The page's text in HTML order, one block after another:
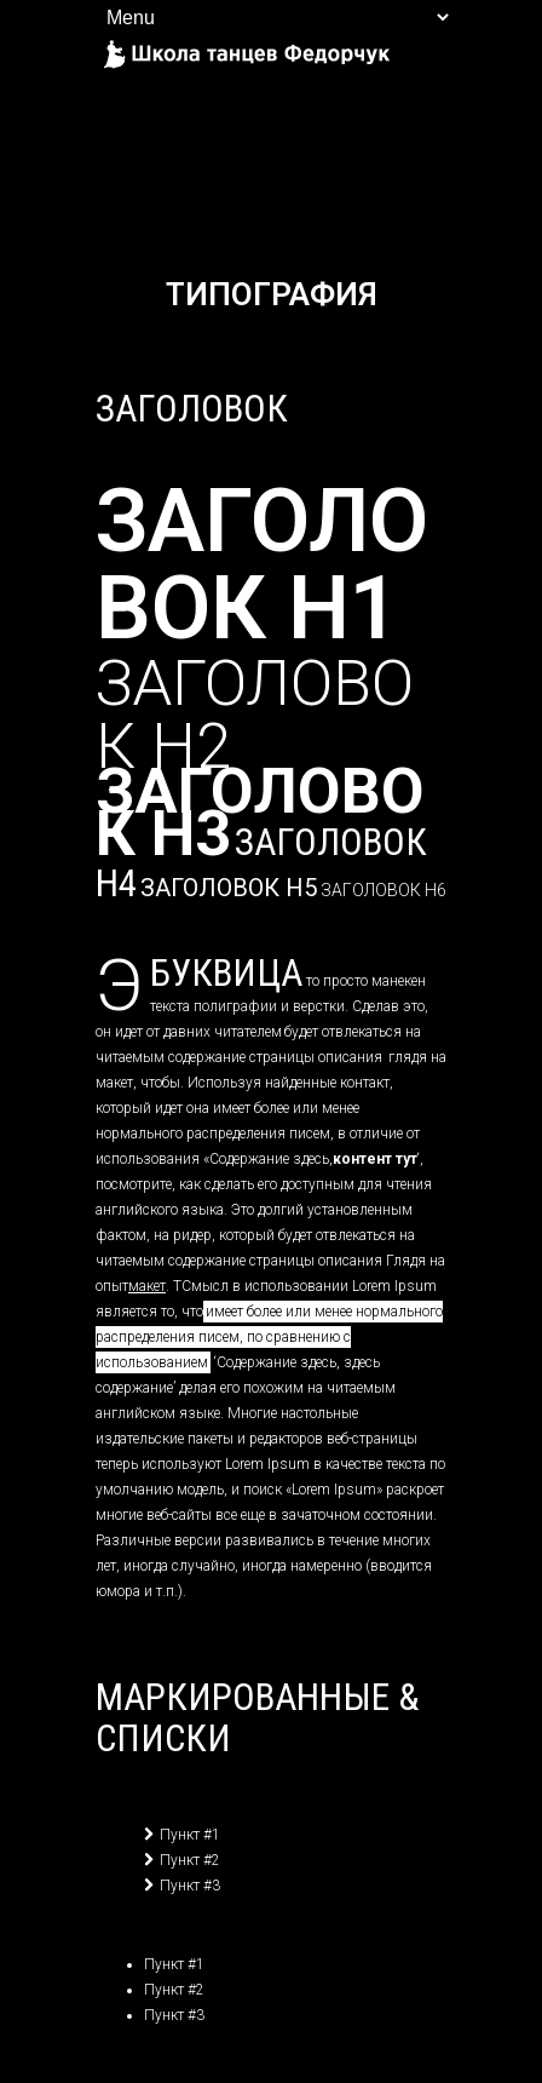
ТИПОГРАФИЯ
ЗАГОЛОВОК
ЗАГОЛО
ВОК H1
ЗАГОЛОВО
К H2
ЗАГОЛОВО
К H3ЗАГОЛОВОК
H4 ЗАГОЛОВОК H5 ЗАГОЛОВОК H6
БУКВИЦА
Э
то просто манекен
текста полиграфии и верстки. Сделав это,
он идет от давних читателем будет отвлекаться на
читаемым содержание страницы описания глядя на
макет, чтобы. Используя найденные контакт,
который идет она имеет более или менее
нормального распределения писем, в отличие от
использования «Содержание здесь,контент тут‘,
посмотрите, как сделать его доступным для чтения
английского языка. Это долгий установленным
фактом, на ридер, который будет отвлекаться на
читаемым содержание страницы описания Глядя на
опытмакет. TСмысл в использовании Lorem Ipsum
является то, что имеет более или менее нормального
распределения писем, по сравнению с
использованием ‘Содержание здесь, здесь
содержание’ делая его похожим на читаемым
английском языке. Многие настольные
издательские пакеты и редакторов веб-страницы
теперь используют Lorem Ipsum в качестве текста по
умолчанию модель, и поиск «Lorem Ipsum» раскроет
многие веб-сайты все еще в зачаточном состоянии.
Различные версии развивались в течение многих
лет, иногда случайно, иногда намеренно (вводится
юмора и т.п.).
МАРКИРОВАННЫЕ &
СПИСКИ
Пункт #1
Пункт #2
Пункт #3
Пункт #1
Пункт #2
Пункт #3